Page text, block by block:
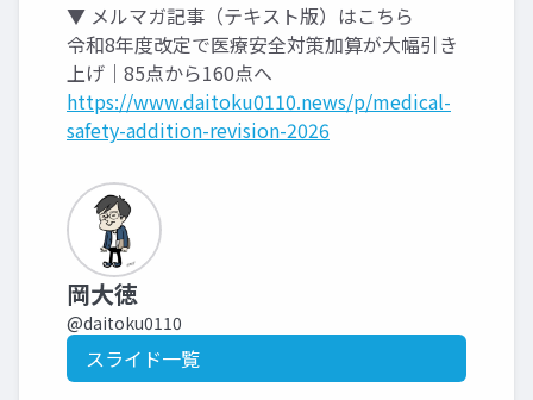
▼ メルマガ記事（テキスト版）はこちら
令和8年度改定で医療安全対策加算が大幅引き
上げ｜85点から160点へ
https://www.daitoku0110.news/p/medical-
safety-addition-revision-2026
岡大徳
@daitoku0110
スライド一覧